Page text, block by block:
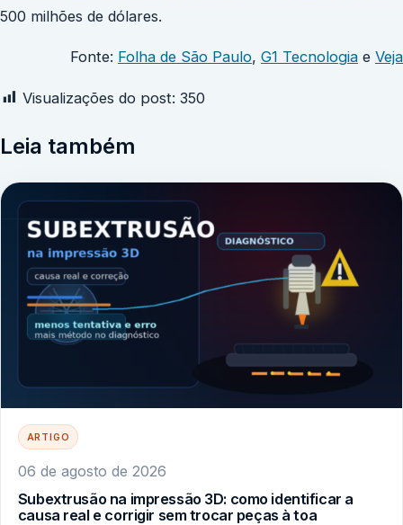
500 milhões de dólares.
Fonte: Folha de São Paulo, G1 Tecnologia e Veja
Visualizações do post: 350
Leia também
ARTIGO
06 de agosto de 2026
Subextrusão na impressão 3D: como identificar a
causa real e corrigir sem trocar peças à toa